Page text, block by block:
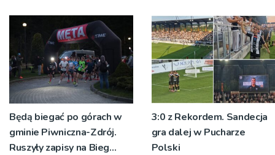
Będą biegać po górach w
gminie Piwniczna-Zdrój.
Ruszyły zapisy na Bieg
3:0 z Rekordem. Sandecja
gra dalej w Pucharze
Polski